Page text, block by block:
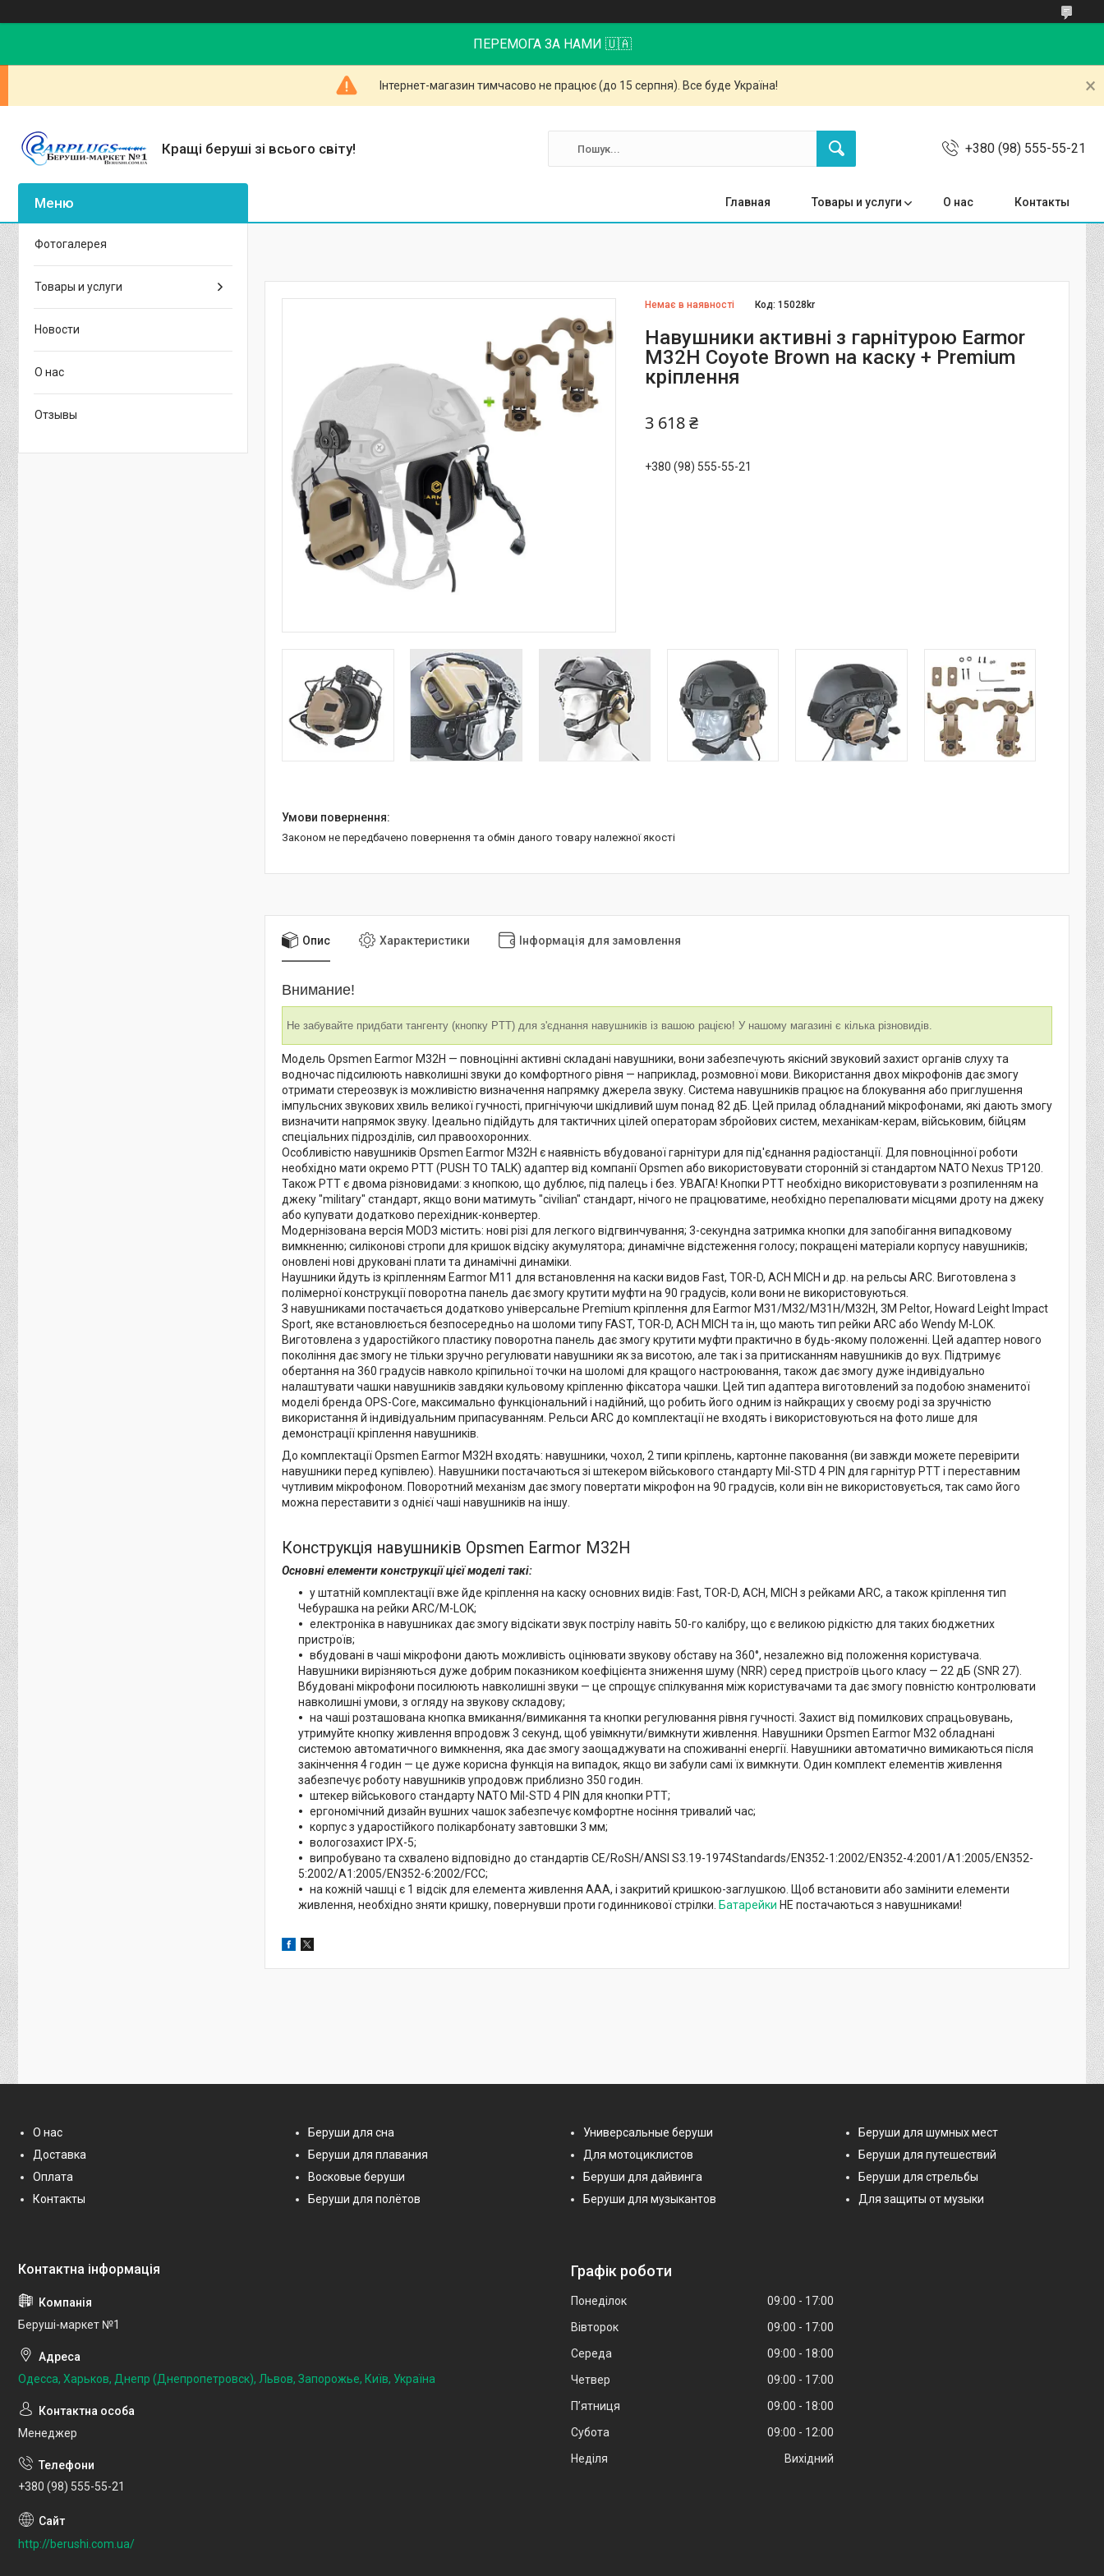
ПЕРЕМОГА ЗА НАМИ 🇺🇦
Інтернет-магазин тимчасово не працює (до 15 серпня). Все буде Україна!
Кращі беруші зі всього світу! +380 (98) 555-55-21
Главная Товары и услуги О нас Контакты
Немає в наявності Код:15028kr
Навушники активні з гарнітурою Earmor
M32H Coyote Brown на каску + Premium
кріплення
3 618 ₴
+380 (98) 555-55-21
Законом не передбачено повернення та обмін даного товару належної якості
Опис Характеристики Інформація для замовлення
Внимание!
Не забувайте придбати тангенту (кнопку PTT) для з'єднання навушників із вашою рацією! У нашому магазині є кілька різновидів.
Модель Opsmen Earmor M32H — повноцінні активні складані навушники, вони забезпечують якісний звуковий захист органів слуху та
водночас підсилюють навколишні звуки до комфортного рівня — наприклад, розмовної мови. Використання двох мікрофонів дає змогу
отримати стереозвук із можливістю визначення напрямку джерела звуку. Система навушників працює на блокування або приглушення
імпульсних звукових хвиль великої гучності, пригнічуючи шкідливий шум понад 82 дБ. Цей прилад обладнаний мікрофонами, які дають змогу
визначити напрямок звуку. Ідеально підійдуть для тактичних цілей операторам збройових систем, механікам-керам, військовим, бійцям
спеціальних підрозділів, сил правоохоронних.
Особливістю навушників Opsmen Earmor M32H є наявність вбудованої гарнітури для під'єднання радіостанції. Для повноцінної роботи
необхідно мати окремо PTT (PUSH TO TALK) адаптер від компанії Opsmen або використовувати сторонній зі стандартом NATO Nexus TP120.
Також PTT є двома різновидами: з кнопкою, що дублює, під палець і без. УВАГА! Кнопки PTT необхідно використовувати з розпиленням на
джеку "military" стандарт, якщо вони матимуть "civilian" стандарт, нічого не працюватиме, необхідно перепалювати місцями дроту на джеку
або купувати додатково перехідник-конвертер.
Модернізована версія MOD3 містить: нові різі для легкого відгвинчування; 3-секундна затримка кнопки для запобігання випадковому
вимкненню; силіконові стропи для кришок відсіку акумулятора; динамічне відстеження голосу; покращені матеріали корпусу навушників;
оновлені нові друковані плати та динамічні динаміки.
Наушники йдуть із кріпленням Earmor M11 для встановлення на каски видов Fast, TOR-D, ACH MICH и др. на рельсы ARC. Виготовлена з
полімерної конструкції поворотна панель дає змогу крутити муфти на 90 градусів, коли вони не використовуються.
З навушниками постачається додатково універсальне Premium кріплення для Earmor M31/M32/M31H/M32H, 3M Peltor, Howard Leight Impact
Sport, яке встановлюється безпосередньо на шоломи типу FAST, TOR-D, ACH MICH та ін, що мають тип рейки ARC або Wendy M-LOK.
Виготовлена з ударостійкого пластику поворотна панель дає змогу крутити муфти практично в будь-якому положенні. Цей адаптер нового
покоління дає змогу не тільки зручно регулювати навушники як за висотою, але так і за притисканням навушників до вух. Підтримує
обертання на 360 градусів навколо кріпильної точки на шоломі для кращого настроювання, також дає змогу дуже індивідуально
налаштувати чашки навушників завдяки кульовому кріпленню фіксатора чашки. Цей тип адаптера виготовлений за подобою знаменитої
моделі бренда OPS-Core, максимально функціональний і надійний, що робить його одним із найкращих у своєму роді за зручністю
використання й індивідуальним припасуванням. Рельси ARC до комплектації не входять і використовуються на фото лише для
демонстрації кріплення навушників.
До комплектації Opsmen Earmor M32H входять: навушники, чохол, 2 типи кріплень, картонне паковання (ви завжди можете перевірити
навушники перед купівлею). Навушники постачаються зі штекером військового стандарту Mil-STD 4 PIN для гарнітур PTT і переставним
чутливим мікрофоном. Поворотний механізм дає змогу повертати мікрофон на 90 градусів, коли він не використовується, так само його
можна переставити з однієї чаші навушників на іншу.
Конструкція навушників Opsmen Earmor M32H
Основні елементи конструкції цієї моделі такі:
у штатній комплектації вже йде кріплення на каску основних видів: Fast, TOR-D, ACH, MICH з рейками ARC, а також кріплення тип
Чебурашка на рейки ARC/M-LOK;
електроніка в навушниках дає змогу відсікати звук пострілу навіть 50-го калібру, що є великою рідкістю для таких бюджетних
пристроїв;
вбудовані в чаші мікрофони дають можливість оцінювати звукову обставу на 360°, незалежно від положення користувача.
Навушники вирізняються дуже добрим показником коефіцієнта зниження шуму (NRR) серед пристроїв цього класу — 22 дБ (SNR 27).
Вбудовані мікрофони посилюють навколишні звуки — це спрощує спілкування між користувачами та дає змогу повністю контролювати
навколишні умови, з огляду на звукову складову;
на чаші розташована кнопка вмикання/вимикання та кнопки регулювання рівня гучності. Захист від помилкових спрацьовувань,
утримуйте кнопку живлення впродовж 3 секунд, щоб увімкнути/вимкнути живлення. Навушники Opsmen Earmor M32 обладнані
системою автоматичного вимкнення, яка дає змогу заощаджувати на споживанні енергії. Навушники автоматично вимикаються після
закінчення 4 годин — це дуже корисна функція на випадок, якщо ви забули самі їх вимкнути. Один комплект елементів живлення
забезпечує роботу навушників упродовж приблизно 350 годин.
штекер військового стандарту NATO Mil-STD 4 PIN для кнопки PTT;
ергономічний дизайн вушних чашок забезпечує комфортне носіння тривалий час;
корпус з ударостійкого полікарбонату завтовшки 3 мм;
вологозахист IPX-5;
випробувано та схвалено відповідно до стандартів CE/RoSH/ANSI S3.19-1974Standards/EN352-1:2002/EN352-4:2001/A1:2005/EN352-
5:2002/A1:2005/EN352-6:2002/FCC;
на кожній чашці є 1 відсік для елемента живлення AAA, і закритий кришкою-заглушкою. Щоб встановити або замінити елементи
живлення, необхідно зняти кришку, повернувши проти годинникової стрілки. Батарейки НЕ постачаються з навушниками!
Фотогалерея
Товары и услуги
Новости
О нас
Отзывы
О нас
Доставка
Оплата
Контакты
Беруши для сна
Беруши для плавания
Восковые беруши
Беруши для полётов
Универсальные беруши
Для мотоциклистов
Беруши для дайвинга
Беруши для музыкантов
Беруши для шумных мест
Беруши для путешествий
Беруши для стрельбы
Для защиты от музыки
Беруші-маркет №1
Одесса, Харьков, Днепр (Днепропетровск), Львов, Запорожье, Київ, Україна
Менеджер
+380 (98) 555-55-21
http://berushi.com.ua/
Графік роботи
Понеділок 09:00
17:00
Вівторок
09:00
17:00
Середа
09:00
18:00
Четвер
09:00
17:00
Пʼятниця
09:00
18:00
Субота
09:00
12:00
Неділя
Вихідний